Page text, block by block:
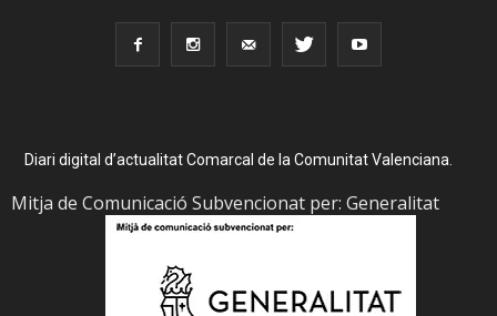
Diari digital d’actualitat Comarcal de la Comunitat Valenciana.
Mitja de Comunicació Subvencionat per: Generalitat